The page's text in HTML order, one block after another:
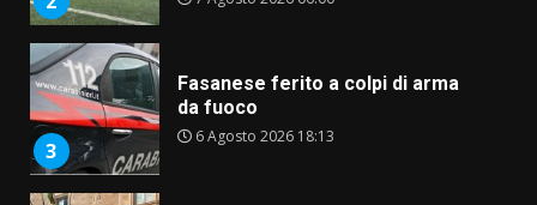
3
Fasanese ferito a colpi di arma
da fuoco
6 Agosto 2026 18:13